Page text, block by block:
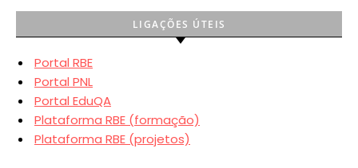
LIGAÇÕES ÚTEIS
Portal RBE
Portal PNL
Portal EduQA
Plataforma RBE (formação)
Plataforma RBE (projetos)